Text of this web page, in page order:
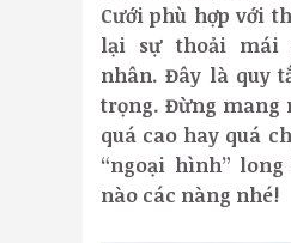
Cưới phù hợp với
lại sự thoải mái
nhân. Đây là quy
trọng. Đừng mang
quá cao hay quá
“ngoại hình”
nào các nàng nhé!